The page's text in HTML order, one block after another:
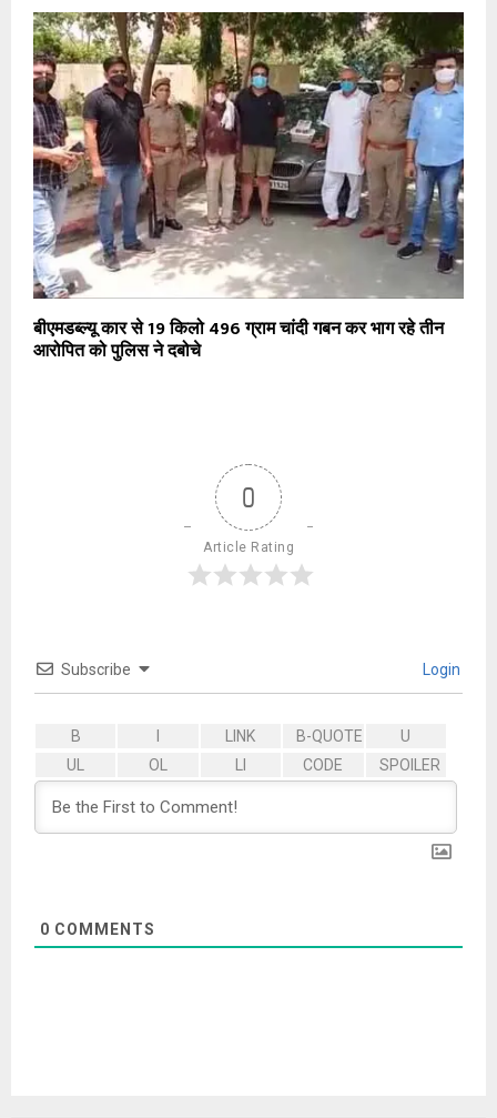
बीएमडब्ल्यू कार से 19 किलो 496 ग्राम चांदी गबन कर भाग रहे तीन
आरोपित को पुलिस ने दबोचे
0
Article Rating
Subscribe Login
0 COMMENTS